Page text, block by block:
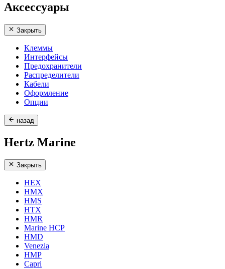
Аксессуары
Закрыть
Клеммы
Интерфейсы
Предохранители
Распределители
Кабели
Оформление
Опции
назад
Hertz Marine
Закрыть
HEX
HMX
HMS
HTX
HMR
Marine HCP
HMD
Venezia
HMP
Capri